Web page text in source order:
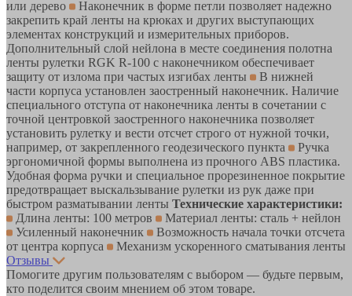
или дерево
Наконечник в форме петли позволяет надежно
закрепить край ленты на крюках и других выступающих
элементах конструкций и измерительных приборов.
Дополнительный слой нейлона в месте соединения полотна
ленты рулетки RGK R-100 с наконечником обеспечивает
защиту от излома при частых изгибах ленты
В нижней
части корпуса установлен заостренный наконечник. Наличие
специального отступа от наконечника ленты в сочетании с
точной центровкой заостренного наконечника позволяет
установить рулетку и вести отсчет строго от нужной точки,
например, от закрепленного геодезического пункта
Ручка
эргономичной формы выполнена из прочного ABS пластика.
Удобная форма ручки и специальное прорезиненное покрытие
предотвращает выскальзывание рулетки из рук даже при
быстром разматывании ленты Технические характеристики:
Длина ленты: 100 метров
Материал ленты: сталь + нейлон
Усиленный наконечник
Возможность начала точки отсчета
от центра корпуса
Механизм ускоренного сматывания ленты
Отзывы
Помогите другим пользователям с выбором — будьте первым,
кто поделится своим мнением об этом товаре.